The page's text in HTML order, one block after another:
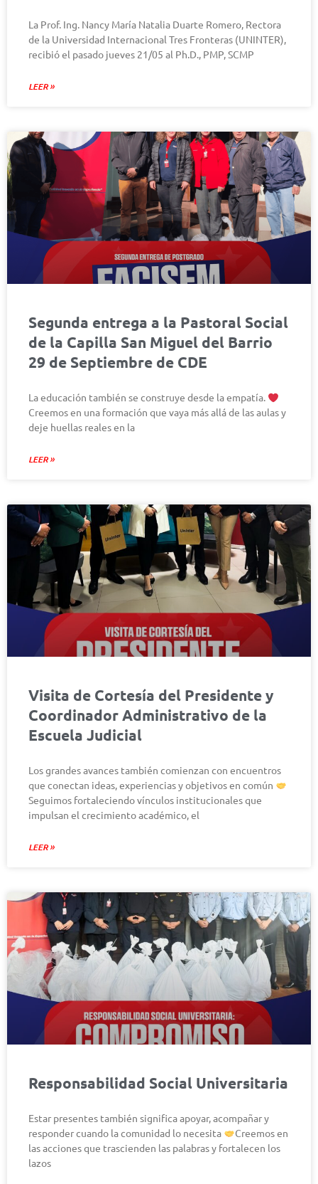
La Prof. Ing. Nancy María Natalia Duarte Romero, Rectora
de la Universidad Internacional Tres Fronteras (UNINTER),
recibió el pasado jueves 21/05 al Ph.D., PMP, SCMP
LEER »
Segunda entrega a la Pastoral Social
de la Capilla San Miguel del Barrio
29 de Septiembre de CDE
La educación también se construye desde la empatía.
Creemos en una formación que vaya más allá de las aulas y
deje huellas reales en la
LEER »
Visita de Cortesía del Presidente y
Coordinador Administrativo de la
Escuela Judicial
Los grandes avances también comienzan con encuentros
que conectan ideas, experiencias y objetivos en común
Seguimos fortaleciendo vínculos institucionales que
impulsan el crecimiento académico, el
LEER »
Responsabilidad Social Universitaria
Estar presentes también significa apoyar, acompañar y
responder cuando la comunidad lo necesita
Creemos en
las acciones que trascienden las palabras y fortalecen los
lazos